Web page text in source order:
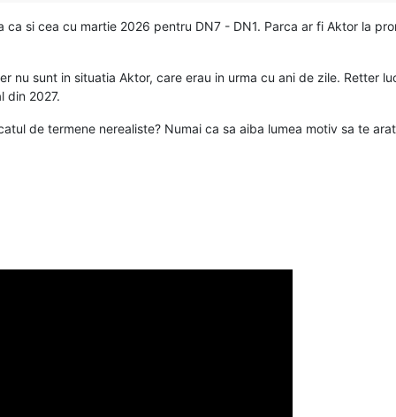
ca si cea cu martie 2026 pentru DN7 - DN1. Parca ar fi Aktor la
nu sunt in situatia Aktor, care erau in urma cu ani de zile. Retter
din 2027.
de termene nerealiste? Numai ca sa aiba lumea motiv sa te